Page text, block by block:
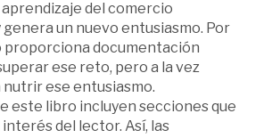
del comercio
un nuevo entusiasmo. Por
documentación
ese reto, pero a la vez
nutrir ese entusiasmo.
este libro incluyen secciones que
del lector. Así, las